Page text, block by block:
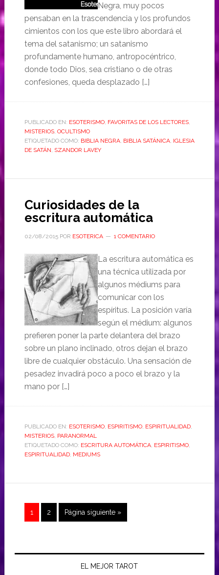
Negra, muy pocos
pensaban en la trascendencia y los profundos
cimientos con los que este libro abordará el
tema del satanismo; un satanismo
profundamente humano, antropocéntrico,
donde todo Dios, sea cristiano o de otras
confesiones, queda desplazado […]
PUBLICADO EN: ESOTERISMO, FAVORITAS DE LOS LECTORES,
MISTERIOS, OCULTISMO
ETIQUETADO COMO: BIBLIA NEGRA, BIBLIA SATÁNICA, IGLESIA
DE SATÁN, SZANDOR LAVEY
Curiosidades de la
escritura automática
02/08/2015POR ESOTERICA 1 COMENTARIO
La escritura automática es
una técnica utilizada por
algunos médiums para
comunicar con los
espíritus. La posición varía
según el médium: algunos
prefieren poner la parte delantera del brazo
sobre un plano inclinado, otros dejan el brazo
libre de cualquier obstáculo. Una sensación de
pesadez invadirá poco a poco el brazo y la
mano por […]
PUBLICADO EN: ESOTERISMO, ESPIRITISMO, ESPIRITUALIDAD,
MISTERIOS, PARANORMAL
ETIQUETADO COMO: ESCRITURA AUTOMÁTICA, ESPIRITISMO,
ESPIRITUALIDAD, MEDIUMS
1 2 Página siguiente »
EL MEJOR TAROT